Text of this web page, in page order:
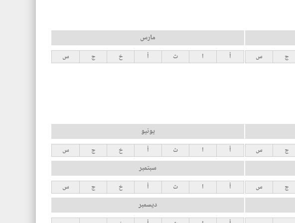
ج س
مارس
أ ا ث أ خ ج س
ج س
يونيو
أ ا ث أ خ ج س
ج س
سبتمبر
أ ا ث أ خ ج س
ديسمبر